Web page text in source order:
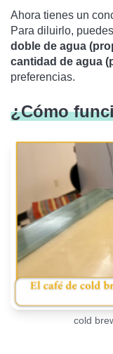
Ahora tienes un
Para diluirlo, puedes
doble de agua
cantidad de agua
preferencias.
¿Cómo
cold